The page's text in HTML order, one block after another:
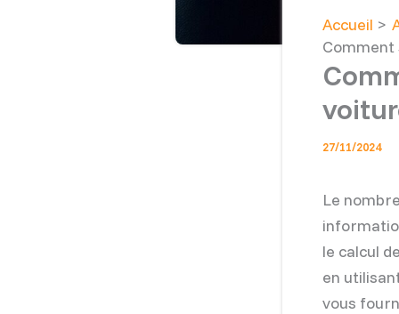
Accueil
Comment
27/11/2024
Le
le calcul
en
vous